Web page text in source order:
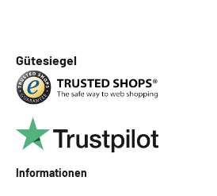
Gütesiegel
Informationen